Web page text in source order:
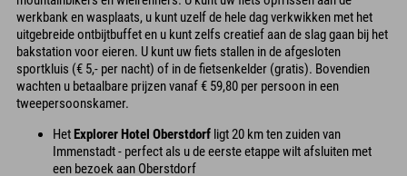
werkbank en wasplaats, u kunt uzelf de hele dag verkwikken met het
uitgebreide ontbijtbuffet en u kunt zelfs creatief aan de slag gaan bij het
bakstation voor eieren. U kunt uw fiets stallen in de afgesloten
sportkluis (€ 5,- per nacht) of in de fietsenkelder (gratis). Bovendien
wachten u betaalbare prijzen vanaf € 59,80 per persoon in een
tweepersoonskamer.
HetExplorer Hotel Oberstdorf ligt 20 km ten zuiden van
Immenstadt - perfect als u de eerste etappe wilt afsluiten met
een bezoek aan Oberstdorf